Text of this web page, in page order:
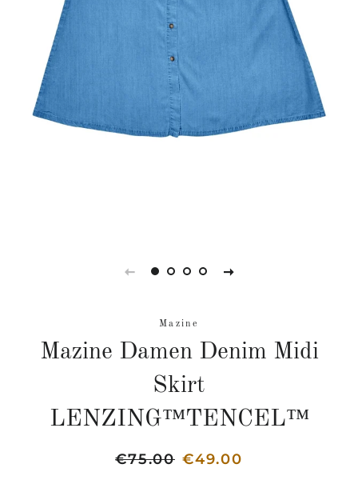
Mazine
Mazine Damen Denim Midi
Skirt
LENZING™TENCEL™
Normaler
€75.00 Sonderpreis
€49.00